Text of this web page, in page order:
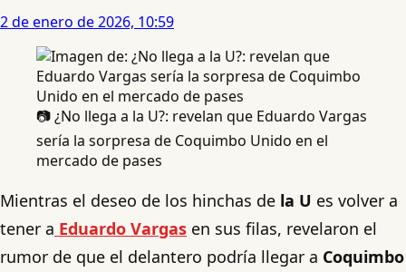
2 de enero de 2026, 10:59
📷 ¿No llega a la U?: revelan que Eduardo Vargas
sería la sorpresa de Coquimbo Unido en el
mercado de pases
Mientras el deseo de los hinchas de la U es volver a
tener a Eduardo Vargas en sus filas, revelaron el
rumor de que el delantero podría llegar a Coquimbo